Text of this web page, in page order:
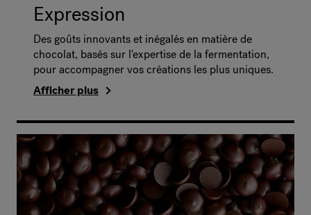
Expression
Des goûts innovants et inégalés en matière de
chocolat, basés sur l'expertise de la fermentation,
pour accompagner vos créations les plus uniques.
Afficher plus